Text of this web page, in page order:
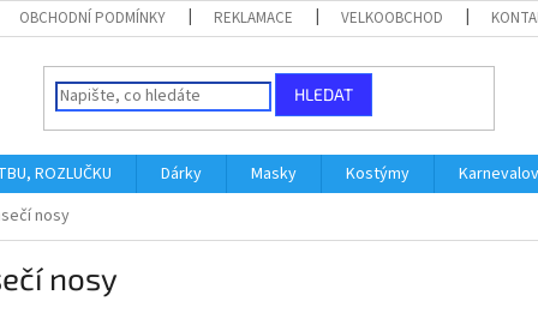
OBCHODNÍ PODMÍNKY REKLAMACE VELKOOBCHOD
HLEDAT
ROZLUČKU Dárky Masky Kostýmy
nosy
nosy